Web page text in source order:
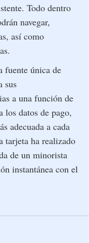
Todo dentro
navegar,
así como
fuente única de
sus
a una función de
datos de pago,
adecuada a cada
tarjeta ha realizado
de un minorista
instantánea con el